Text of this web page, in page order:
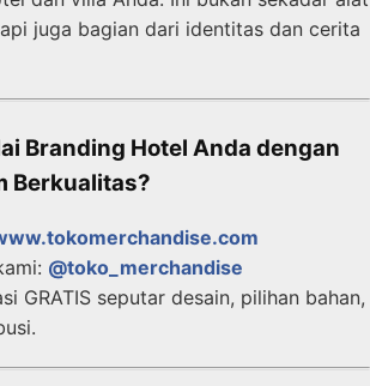
juga bagian dari identitas dan cerita
Branding Hotel Anda dengan
Berkualitas?
@toko_merchandise
GRATIS seputar desain, pilihan bahan,